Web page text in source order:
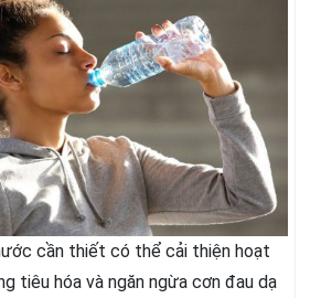
cần thiết có thể cải thiện hoạt
tiêu hóa và ngăn ngừa cơn đau dạ